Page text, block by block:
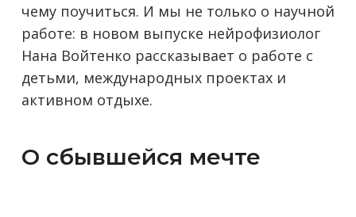
чему поучиться. И мы не только о научной
работе: в новом выпуске нейрофизиолог
Нана Войтенко рассказывает о работе с
детьми, международных проектах и
активном отдыхе.
О сбывшейся мечте